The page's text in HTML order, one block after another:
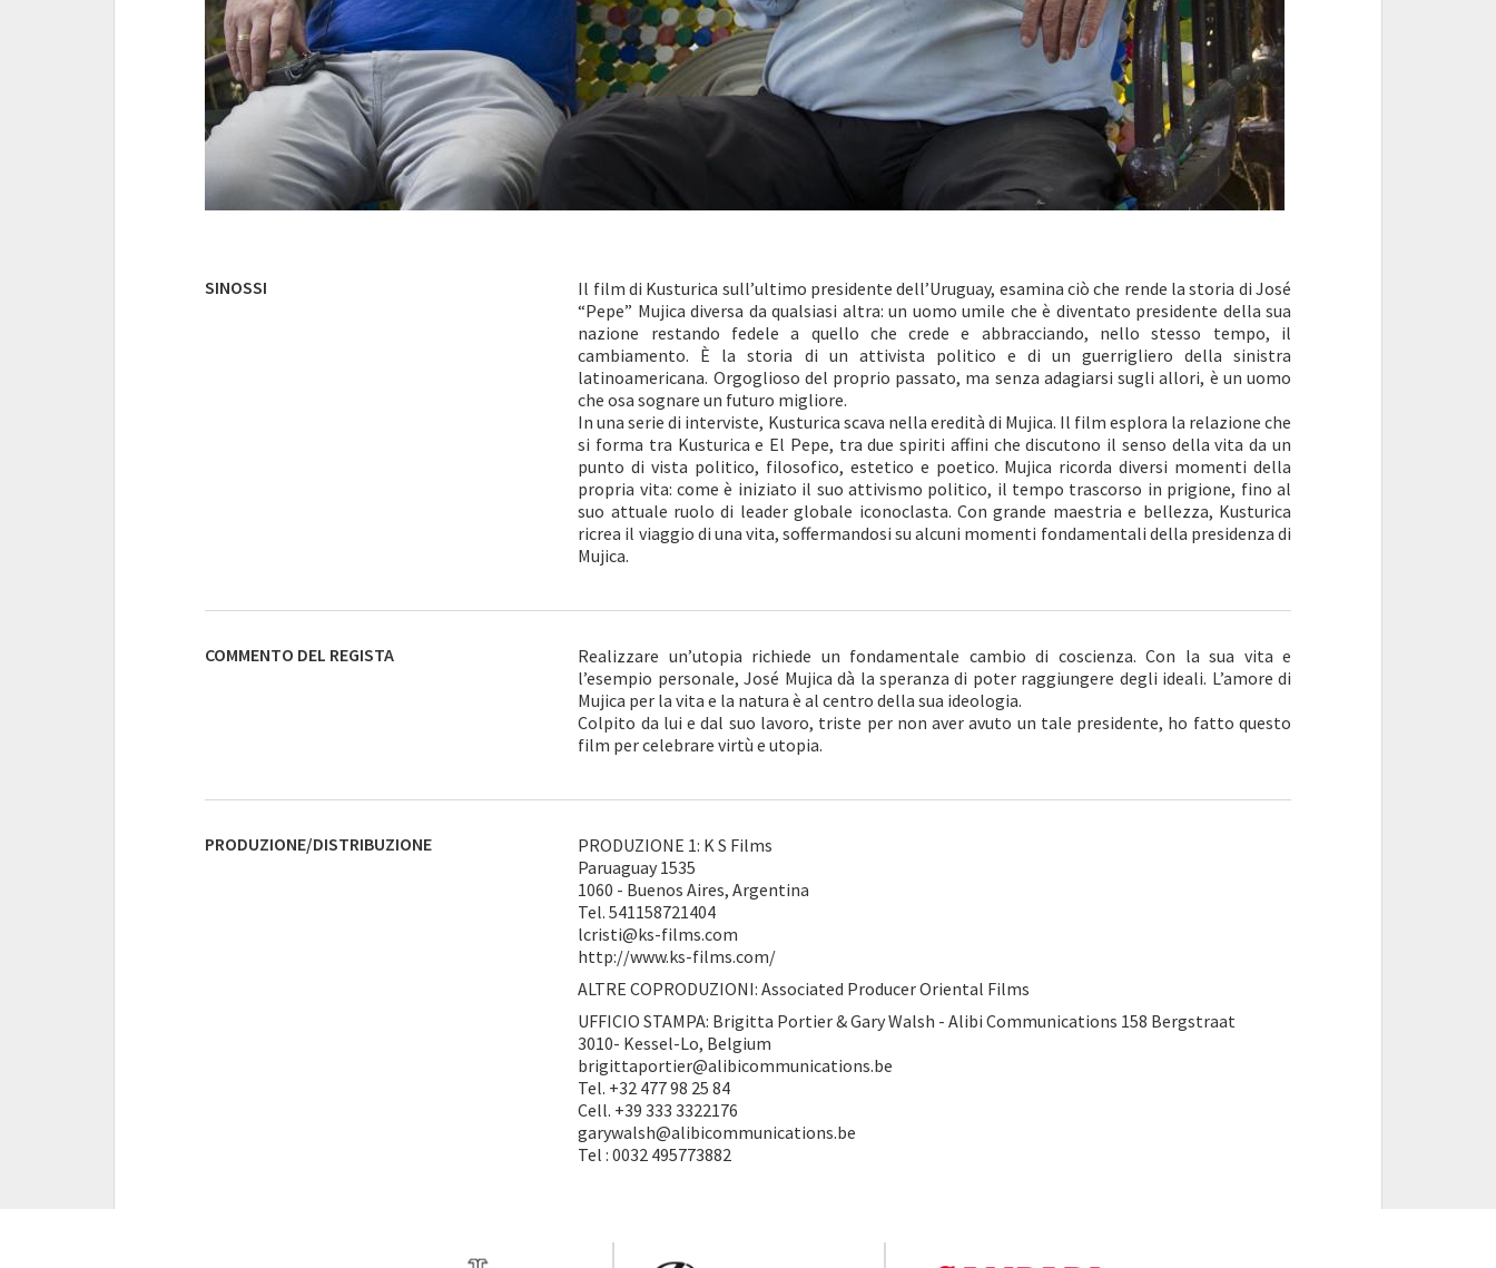
SINOSSI
Il film di Kusturica sull’ultimo presidente dell’Uruguay, esamina ciò che rende la storia di José
“Pepe” Mujica diversa da qualsiasi altra: un uomo umile che è diventato presidente della sua
nazione restando fedele a quello che crede e abbracciando, nello stesso tempo, il
cambiamento. È la storia di un attivista politico e di un guerrigliero della sinistra
latinoamericana. Orgoglioso del proprio passato, ma senza adagiarsi sugli allori, è un uomo
che osa sognare un futuro migliore.
In una serie di interviste, Kusturica scava nella eredità di Mujica. Il film esplora la relazione che
si forma tra Kusturica e El Pepe, tra due spiriti affini che discutono il senso della vita da un
punto di vista politico, filosofico, estetico e poetico. Mujica ricorda diversi momenti della
propria vita: come è iniziato il suo attivismo politico, il tempo trascorso in prigione, fino al
suo attuale ruolo di leader globale iconoclasta. Con grande maestria e bellezza, Kusturica
ricrea il viaggio di una vita, soffermandosi su alcuni momenti fondamentali della presidenza di
Mujica.
COMMENTO DEL REGISTA
Realizzare un’utopia richiede un fondamentale cambio di coscienza. Con la sua vita e
l’esempio personale, José Mujica dà la speranza di poter raggiungere degli ideali. L’amore di
Mujica per la vita e la natura è al centro della sua ideologia.
Colpito da lui e dal suo lavoro, triste per non aver avuto un tale presidente, ho fatto questo
film per celebrare virtù e utopia.
PRODUZIONE/DISTRIBUZIONE
PRODUZIONE 1: K S Films
Paruaguay 1535
1060 - Buenos Aires, Argentina
Tel. 541158721404
lcristi@ks-films.com
http://www.ks-films.com/
ALTRE COPRODUZIONI: Associated Producer Oriental Films
UFFICIO STAMPA: Brigitta Portier & Gary Walsh - Alibi Communications 158 Bergstraat
3010- Kessel-Lo, Belgium
brigittaportier@alibicommunications.be
Tel. +32 477 98 25 84
Cell. +39 333 3322176
garywalsh@alibicommunications.be
Tel : 0032 495773882